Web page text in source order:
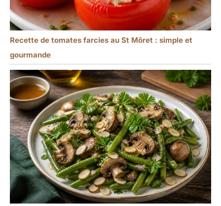
Recette de tomates farcies au St Môret : simple et
gourmande